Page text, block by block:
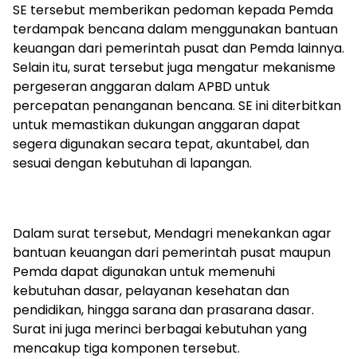
SE tersebut memberikan pedoman kepada Pemda
terdampak bencana dalam menggunakan bantuan
keuangan dari pemerintah pusat dan Pemda lainnya.
Selain itu, surat tersebut juga mengatur mekanisme
pergeseran anggaran dalam APBD untuk
percepatan penanganan bencana. SE ini diterbitkan
untuk memastikan dukungan anggaran dapat
segera digunakan secara tepat, akuntabel, dan
sesuai dengan kebutuhan di lapangan.
Dalam surat tersebut, Mendagri menekankan agar
bantuan keuangan dari pemerintah pusat maupun
Pemda dapat digunakan untuk memenuhi
kebutuhan dasar, pelayanan kesehatan dan
pendidikan, hingga sarana dan prasarana dasar.
Surat ini juga merinci berbagai kebutuhan yang
mencakup tiga komponen tersebut.